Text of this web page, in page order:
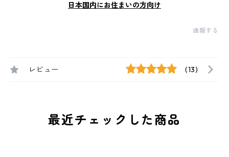
日本国内にお住まいの方向け
通報する
レビュー (13)
最近チェックした商品